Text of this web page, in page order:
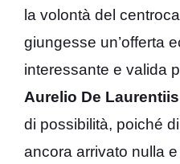
la volontà del
giungesse un’offerta
interessante e valida
Aurelio De Laurentiis
di possibilità, poiché
ancora arrivato nulla